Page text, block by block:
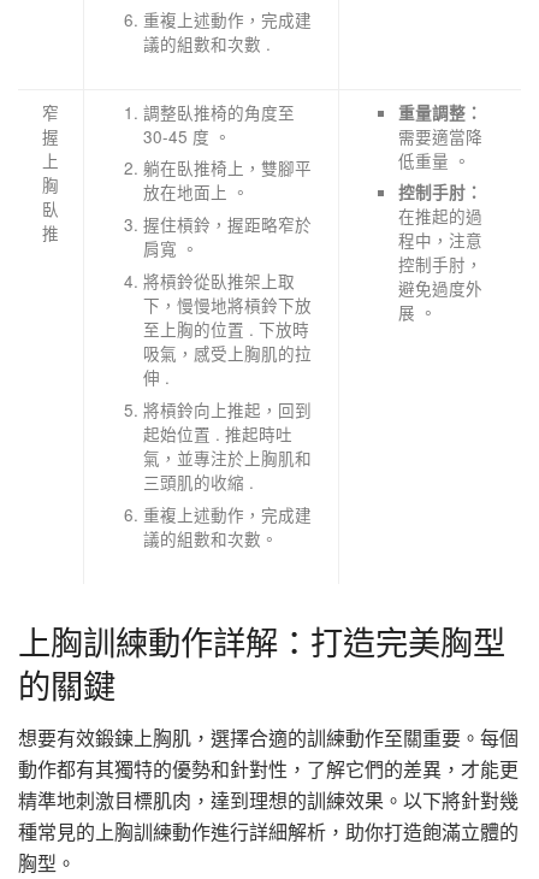
重複上述動作，完成建
議的組數和次數 .
窄
握
上
胸
臥
推
調整臥推椅的角度至
30-45 度 。
躺在臥推椅上，雙腳平
放在地面上 。
握住槓鈴，握距略窄於
肩寬 。
將槓鈴從臥推架上取
下，慢慢地將槓鈴下放
至上胸的位置 . 下放時
吸氣，感受上胸肌的拉
伸 .
將槓鈴向上推起，回到
起始位置 . 推起時吐
氣，並專注於上胸肌和
三頭肌的收縮 .
重複上述動作，完成建
議的組數和次數。
重量調整：
需要適當降
低重量 。
控制手肘：
在推起的過
程中，注意
控制手肘，
避免過度外
展 。
上胸訓練動作詳解：打造完美胸型
的關鍵
想要有效鍛鍊上胸肌，選擇合適的訓練動作至關重要。每個
動作都有其獨特的優勢和針對性，了解它們的差異，才能更
精準地刺激目標肌肉，達到理想的訓練效果。以下將針對幾
種常見的上胸訓練動作進行詳細解析，助你打造飽滿立體的
胸型。